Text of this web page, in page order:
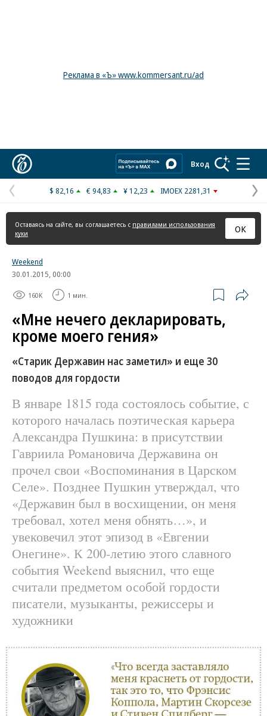
Реклама в «Ъ» www.kommersant.ru/ad
Вход
Предыдущая
страница
$ 82,16 € 94,83 ¥ 12,23 IMOEX 2281,31
Оставаясь на сайте, вы соглашаетесь с правилами использования
куки
ОК
Weekend
30.01.2015, 00:00
160K 1 мин.
«Мне нечего декларировать,
кроме моего гения»
«Старик Державин нас заметил» и еще 30
поводов для гордости
В январе 1815 года состоялось событие, с
которого началась поэтическая карьера
Александра Пушкина: в присутствии
Гавриила Романовича Державина он
прочел свои «Воспоминания в Царском
Селе». Позднее Пушкин утверждал, что
«Державин был в восхищении, он меня
требовал, хотел меня обнять…», и
увековечил этот эпизод в «Евгении
Онегине». К 200-летию этого славного
события Weekend выяснил, что еще
считали предметом особой гордости
писатели, музыканты, режиссеры и
художники